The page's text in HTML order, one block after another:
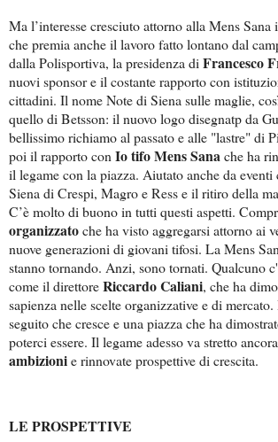
Ma l’interesse cresciuto attorno alla Mens
che premia anche il lavoro fatto lontano dal
dalla Polisportiva, la presidenza di Francesco
nuovi sponsor e il costante rapporto con
cittadini. Il nome Note di Siena sulle maglie,
quello di Betsson: il nuovo logo disegnatp da
bellissimo richiamo al passato e alle "lastre" di
poi il rapporto con Io tifo Mens Sanache ha
il legame con la piazza. Aiutato anche da
Siena di Crespi, Magro e Ress e il ritiro della
C’è molto di buono in tutti questi aspetti.
organizzatoche ha visto aggregarsi attorno ai
nuove generazioni di giovani tifosi. La Mens
stanno tornando. Anzi, sono tornati. Qualcuno
come il direttoreRiccardo Caliani, che ha
sapienza nelle scelte organizzative e di
seguito che cresce e una piazza che ha
poterci essere. Il legame adesso va stretto
ambizionie rinnovate prospettive di crescita.
LE PROSPETTIVE